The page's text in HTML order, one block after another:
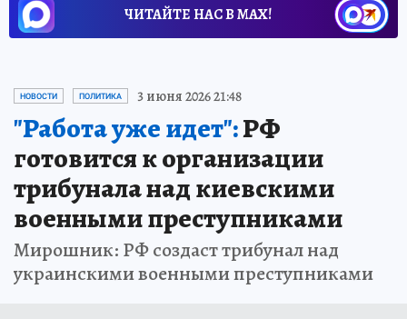
ЧИТАЙТЕ НАС В МАХ!
НОВОСТИ ПОЛИТИКА 3 июня 2026 21:48
"Работа уже идет":РФ
готовится к организации
трибунала над киевскими
военными преступниками
Мирошник: РФ создаст трибунал над
украинскими военными преступниками